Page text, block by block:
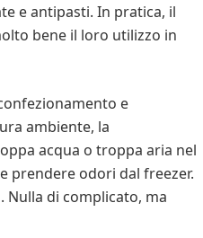
e antipasti. In pratica, il
bene il loro utilizzo in
e
ambiente, la
acqua o troppa aria nel
prendere odori dal freezer.
Nulla di complicato, ma